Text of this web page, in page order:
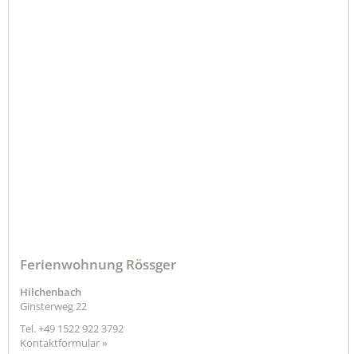
Ferienwohnung Rössger
Hilchenbach
Ginsterweg 22
Tel.+49 1522 922 3792
Kontaktformular »